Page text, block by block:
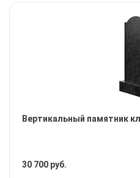
Вертикальный памятник
30 700 руб.